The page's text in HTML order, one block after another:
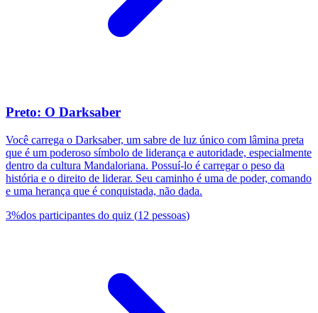
Preto: O Darksaber
Você carrega o Darksaber, um sabre de luz único com lâmina preta
que é um poderoso símbolo de liderança e autoridade, especialmente
dentro da cultura Mandaloriana. Possuí-lo é carregar o peso da
história e o direito de liderar. Seu caminho é uma de poder, comando
e uma herança que é conquistada, não dada.
3%dos participantes do quiz (12 pessoas)